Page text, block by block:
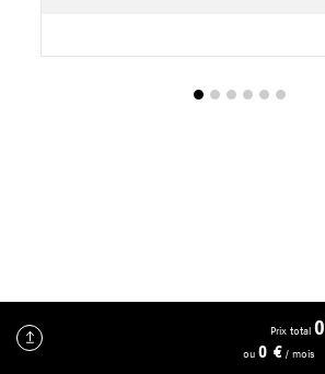
Prix total0
ou0 / mois